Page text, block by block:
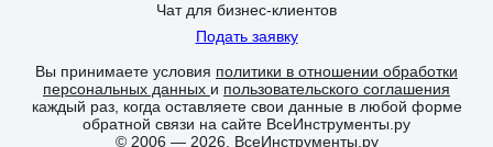
Чат для бизнес-клиентов
Подать заявку
Вы принимаете условия политики в отношении обработки
персональных данных и пользовательского соглашения
каждый раз, когда оставляете свои данные в любой форме
обратной связи на сайте ВсеИнструменты.ру
© 2006 — 2026. ВсеИнструменты.ру